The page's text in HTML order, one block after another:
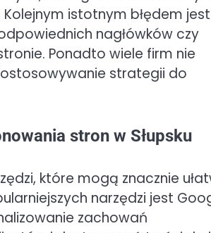
istotnym błędem jest
nagłówków czy
Ponadto wiele firm nie
strategii do
stron w Słupsku
które mogą znacznie
narzędzi jest
zachowań